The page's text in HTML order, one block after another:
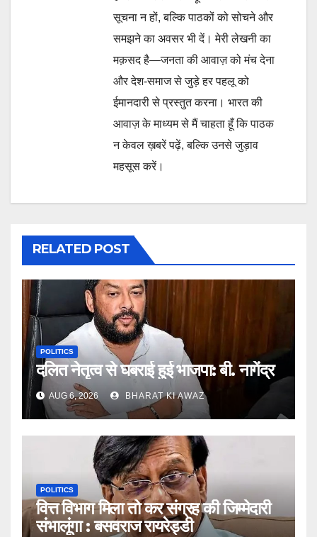
सूचना न हों, बल्कि पाठकों को सोचने और
समझने का अवसर भी दें। मेरी लेखनी का
मक़सद है—जनता की आवाज़ को मंच देना
और देश-समाज से जुड़े हर पहलू को
ईमानदारी से प्रस्तुत करना। भारत की
आवाज़ के माध्यम से मैं चाहता हूँ कि पाठक
न केवल ख़बरें पढ़ें, बल्कि उनसे जुड़ाव
महसूस करें।
RELATED POST
POLITICS
दलित नेतृत्व से घबराई हुई भाजपा: बी. नागेंद्र
AUG 6, 2026 BHARAT KI AWAZ
POLITICS
वित्त विभाग मिला तो कर संग्रह की जिम्मेदारी
संभालूंगा : बसवराज रायरेड्डी